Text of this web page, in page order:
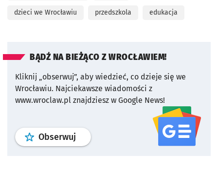
dzieci we Wrocławiu przedszkola edukacja
BĄDŹ NA BIEŻĄCO Z WROCŁAWIEM!
Kliknij „obserwuj”, aby wiedzieć, co dzieje się we
Wrocławiu. Najciekawsze wiadomości z
www.wroclaw.pl znajdziesz w Google News!
Obserwuj profil serwisu